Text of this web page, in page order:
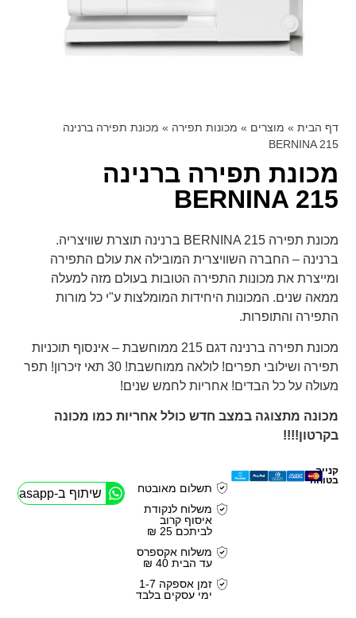
דף הבית » מוצרים » מכונות תפירה » מכונת תפירה ברנינה
BERNINA 215
מכונת תפירה ברנינה
BERNINA 215
מכונת תפירה BERNINA 215 ברנינה תוצרת שוויצריה.
ברנינה – החברה השוויצרית המובילה את עולם התפירה
ומייצרת את מכונות התפירה הטובות בעולם מזה למעלה
ממאה שנים. המכונות היחידות המומלצות ע"י כל מורות
התפירה והתופרות.
מכונת תפירה ברנינה דגם 215 ממוחשבת – אינסוף תוכניות
תפירה ושילובי תפרים! לולאה ממוחשבת! 30 תאי זיכרון! תפר
מעולה על כל הבדים! אחריות לחמש שנים!
מכונה מתצוגה במצב חדש כולל אחריות כמו מכונה
בקרטון!!!!
קנייה
בטוחה
תשלום מאובטח
משלוח לנקודת
איסוף קרוב
לביתכם 25 ₪
משלוח אקספרס
עד הבית 40 ₪
זמן אספקה 1-7
ימי עסקים בלבד
שיתוף ב-Whasapp